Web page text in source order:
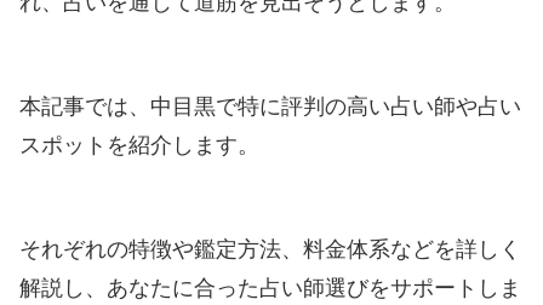
本記事では、中目黒で特に評判の高い占い師や占い
スポットを紹介します。
それぞれの特徴や鑑定方法、料金体系などを詳しく
解説し、あなたに合った占い師選びをサポートしま